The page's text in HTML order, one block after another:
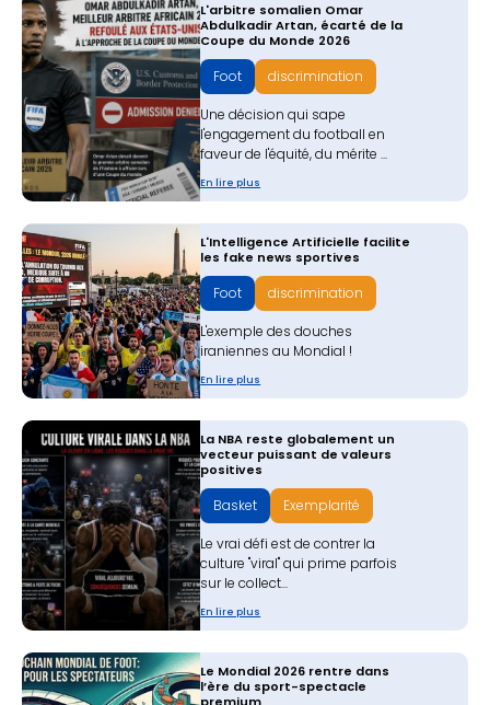
L'arbitre somalien Omar
Abdulkadir Artan, écarté de la
Coupe du Monde 2026
Foot discrimination
Une décision qui sape
l'engagement du football en
faveur de l'équité, du mérite ...
En lire plus
L'Intelligence Artificielle facilite
les fake news sportives
Foot discrimination
L'exemple des douches
iraniennes au Mondial !
En lire plus
La NBA reste globalement un
vecteur puissant de valeurs
positives
Basket Exemplarité
Le vrai défi est de contrer la
culture "viral" qui prime parfois
sur le collect...
En lire plus
‍Le Mondial 2026 rentre dans
l’ère du sport-spectacle